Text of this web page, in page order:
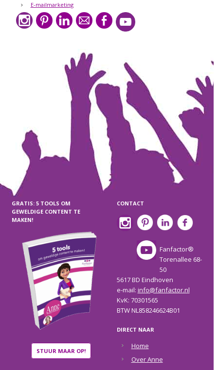
E-mailmarketing
GRATIS: 5 TOOLS OM
GEWELDIGE CONTENT TE
MAKEN!
STUUR MAAR OP!
CONTACT
Fanfactor®
Torenallee 68-
50
5617 BD Eindhoven
e-mail: info@fanfactor.nl
KvK: 70301565
BTW NL858246624B01
DIRECT NAAR
Home
Over Anne